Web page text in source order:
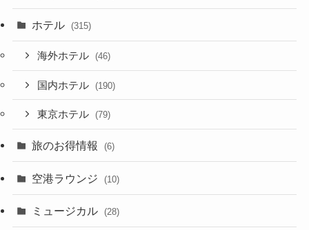
ホテル (315)
海外ホテル (46)
国内ホテル (190)
東京ホテル (79)
旅のお得情報 (6)
空港ラウンジ (10)
ミュージカル (28)